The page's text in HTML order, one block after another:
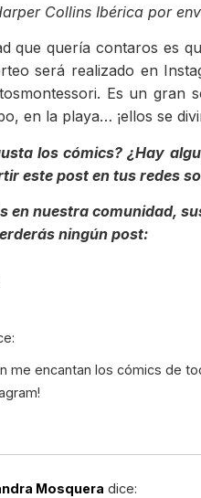
Collins Ibérica por
que quería contaros es
será realizado en
Es un
en la playa… ¡ellos se
los cómics? ¿Hay
este post en tus redes
en nuestra comunidad,
ningún post:
me encantan los cómics de
Mosquera dice: